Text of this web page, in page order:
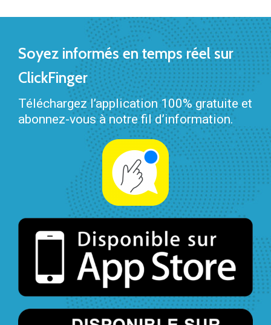
Soyez informés en temps réel sur
ClickFinger
Téléchargez l’application 100% gratuite et
abonnez-vous à notre fil d’information.